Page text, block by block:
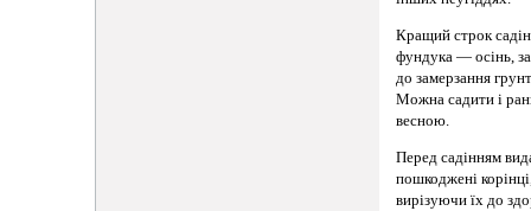
Кращий строк
фундука — осінь,
до замерзання
Можна садити і
весною.
Перед садінням
пошкоджені
вирізуючи їх до